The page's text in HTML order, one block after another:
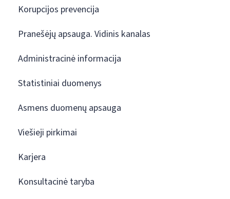
Korupcijos prevencija
Pranešėjų apsauga. Vidinis kanalas
Administracinė informacija
Statistiniai duomenys
Asmens duomenų apsauga
Viešieji pirkimai
Karjera
Konsultacinė taryba